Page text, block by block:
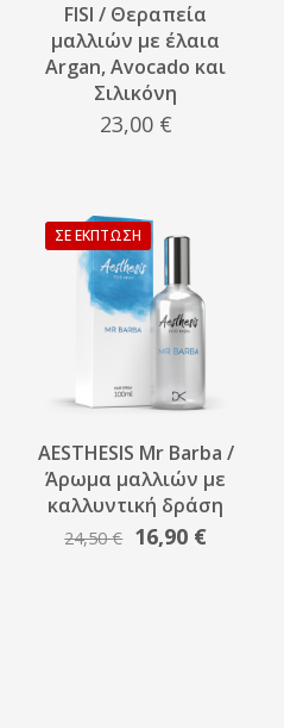
FISI / Θεραπεία
μαλλιών με έλαια
Argan, Avocado και
Σιλικόνη
23,00 €
ΣΕ ΈΚΠΤΩΣΗ
AESTHESIS Mr Barba /
Άρωμα μαλλιών με
καλλυντική δράση
24,50€ Original
16,90 €Η